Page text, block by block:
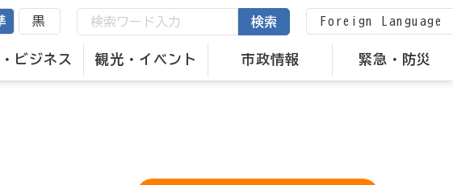
ビジネス 観光・イベント 市政情報 緊急・防災
黒 検索 Foreign Language